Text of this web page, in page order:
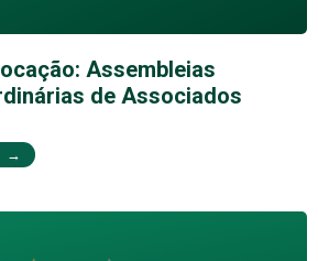
Assembleias
de Associados
→